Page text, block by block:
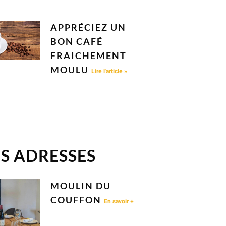
APPRÉCIEZ UN
BON CAFÉ
FRAICHEMENT
MOULULire l'article »
ADRESSES
MOULIN DU
COUFFONEn savoir +